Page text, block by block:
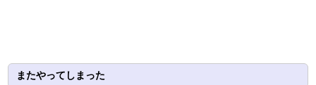
またやってしまった